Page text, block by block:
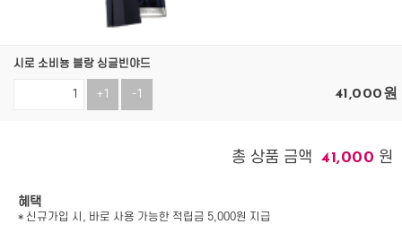
시로 소비뇽 블랑 싱글빈야드
+1 -1 41,000원
총 상품 금액 41,000 원
혜택
* 신규가입 시, 바로 사용 가능한 적립금 5,000원 지급